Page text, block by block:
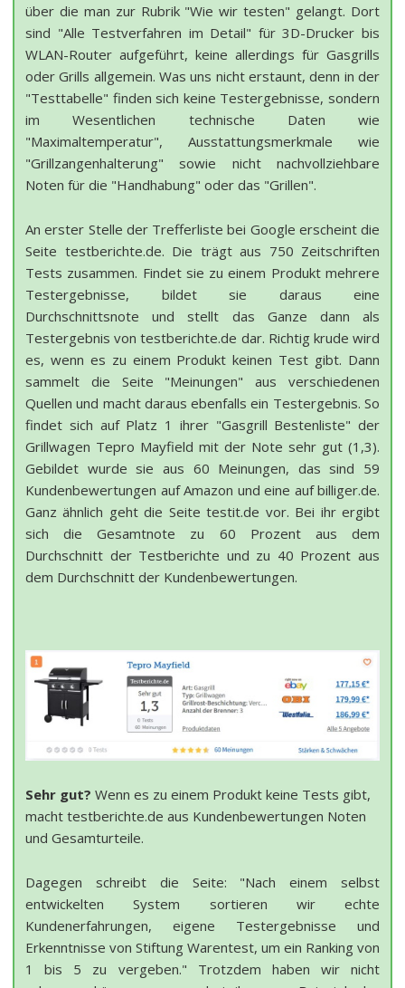
über die man zur Rubrik "Wie wir testen" gelangt. Dort
sind "Alle Testverfahren im Detail" für 3D-Drucker bis
WLAN-Router aufgeführt, keine allerdings für Gasgrills
oder Grills allgemein. Was uns nicht erstaunt, denn in der
"Testtabelle" finden sich keine Testergebnisse, sondern
im Wesentlichen technische Daten wie
"Maximaltemperatur", Ausstattungsmerkmale wie
"Grillzangenhalterung" sowie nicht nachvollziehbare
Noten für die "Handhabung" oder das "Grillen".
An erster Stelle der Trefferliste bei Google erscheint die
Seite testberichte.de. Die trägt aus 750 Zeitschriften
Tests zusammen. Findet sie zu einem Produkt mehrere
Testergebnisse, bildet sie daraus eine
Durchschnittsnote und stellt das Ganze dann als
Testergebnis von testberichte.de dar. Richtig krude wird
es, wenn es zu einem Produkt keinen Test gibt. Dann
sammelt die Seite "Meinungen" aus verschiedenen
Quellen und macht daraus ebenfalls ein Testergebnis. So
findet sich auf Platz 1 ihrer "Gasgrill Bestenliste" der
Grillwagen Tepro Mayfield mit der Note sehr gut (1,3).
Gebildet wurde sie aus 60 Meinungen, das sind 59
Kundenbewertungen auf Amazon und eine auf billiger.de.
Ganz ähnlich geht die Seite testit.de vor. Bei ihr ergibt
sich die Gesamtnote zu 60 Prozent aus dem
Durchschnitt der Testberichte und zu 40 Prozent aus
dem Durchschnitt der Kundenbewertungen.
Sehr gut? Wenn es zu einem Produkt keine Tests gibt,
macht testberichte.de aus Kundenbewertungen Noten
und Gesamturteile.
Dagegen schreibt die Seite: "Nach einem selbst
entwickelten System sortieren wir echte
Kundenerfahrungen, eigene Testergebnisse und
Erkenntnisse von Stiftung Warentest, um ein Ranking von
1 bis 5 zu vergeben." Trotzdem haben wir nicht